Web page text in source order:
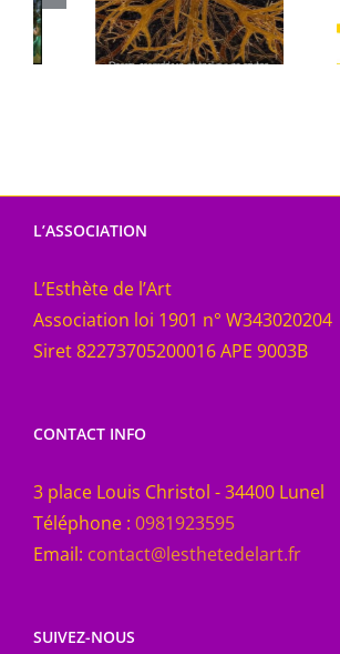
– EXPOSITION
REMY ROUX
L’ASSOCIATION
L’Esthète de l’Art
Association loi 1901 n° W343020204
Siret 82273705200016 APE 9003B
CONTACT INFO
3 place Louis Christol - 34400 Lunel
Téléphone : 0981923595
Email: contact@lesthetedelart.fr
SUIVEZ-NOUS